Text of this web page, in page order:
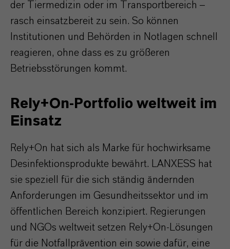
der Tiermedizin oder im Transportbereich –
rasch einsatzbereit zu sein. So können
Institutionen und Behörden in Notlagen schnell
reagieren, ohne dass es zu größeren
Betriebsstörungen kommt.
Rely+On-Portfolio weltweit im
Einsatz
Rely+On hat sich als Marke für hochwirksame
Desinfektionsprodukte bewährt. LANXESS hat
sie speziell für die sich ständig ändernden
Anforderungen im Gesundheitssektor und im
öffentlichen Bereich konzipiert. Regierungen
und NGOs weltweit setzen Rely+On-Lösungen
für die Notfallprävention ein sowie dafür, eine